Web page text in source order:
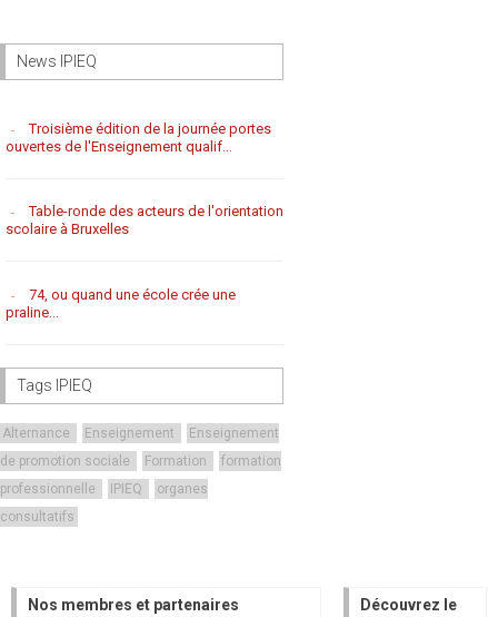
News IPIEQ
Troisième édition de la journée portes
ouvertes de l'Enseignement qualif...
Table-ronde des acteurs de l'orientation
scolaire à Bruxelles
74, ou quand une école crée une
praline...
Tags IPIEQ
Alternance Enseignement
Enseignement
de promotion sociale
Formation
formation
professionnelle
IPIEQ
organes
consultatifs
Nos membres et partenaires
Découvrez le